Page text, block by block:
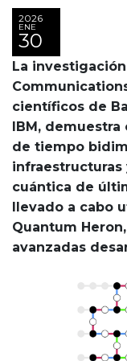
2026
ENE
30
La
científicos de
IBM,
de tiempo
cuántica de
llevado a cabo
Quantum
avanzadas